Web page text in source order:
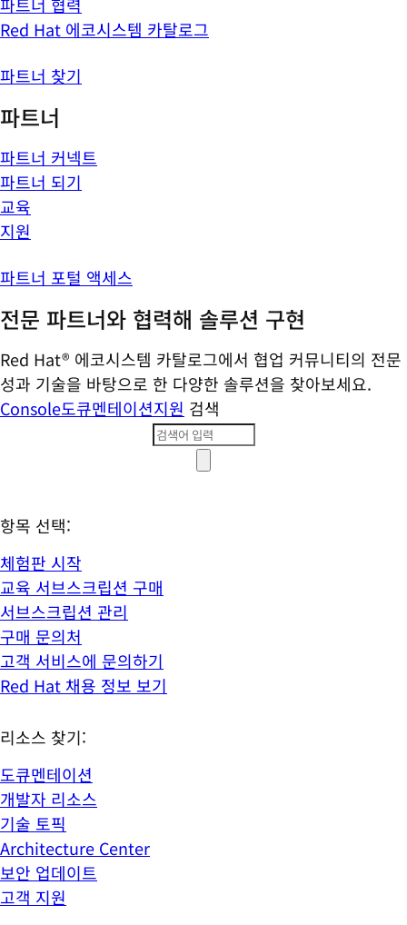
Red Hat 에코시스템 카탈로그
파트너 찾기
파트너
파트너 커넥트
파트너 되기
교육
지원
파트너 포털 액세스
전문 파트너와 협력해 솔루션 구현
Red Hat® 에코시스템 카탈로그에서 협업 커뮤니티의 전문
성과 기술을 바탕으로 한 다양한 솔루션을 찾아보세요.
Console도큐멘테이션지원 검색
항목 선택:
체험판 시작
교육 서브스크립션 구매
서브스크립션 관리
구매 문의처
고객 서비스에 문의하기
Red Hat 채용 정보 보기
리소스 찾기:
도큐멘테이션
개발자 리소스
기술 토픽
Architecture Center
보안 업데이트
고객 지원